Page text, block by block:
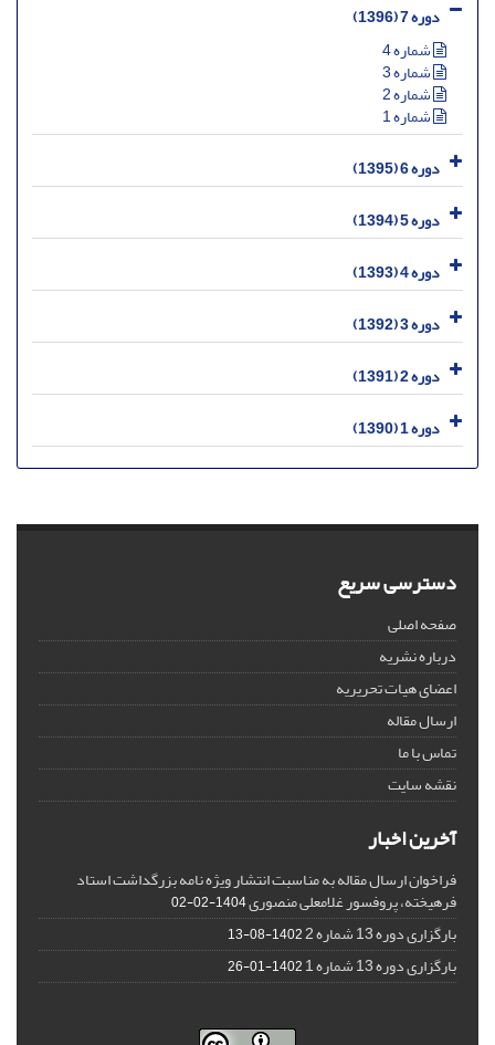
دوره 7 (1396)
شماره 4
شماره 3
شماره 2
شماره 1
دوره 6 (1395)
دوره 5 (1394)
دوره 4 (1393)
دوره 3 (1392)
دوره 2 (1391)
دوره 1 (1390)
دسترسی سریع
صفحه اصلی
درباره نشریه
اعضای هیات تحریریه
ارسال مقاله
تماس با ما
نقشه سایت
آخرین اخبار
فراخوان ارسال مقاله به مناسبت انتشار ویژه نامه بزرگداشت استاد
فرهیخته، پروفسور غلامعلی منصوری1404-02-02
بارگزاری دوره 13 شماره 2 1402-08-13
بارگزاری دوره 13 شماره 1 1402-01-26